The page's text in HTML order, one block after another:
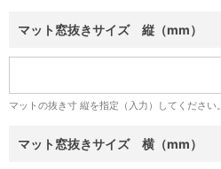
マット窓抜きサイズ 縦（mm）
マットの抜き寸 縦を指定（入力）してください。
マット窓抜きサイズ 横（mm）